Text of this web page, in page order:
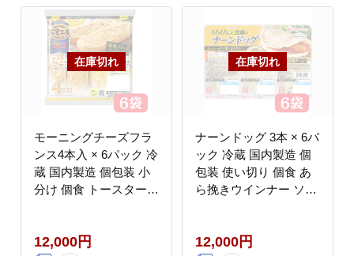
モーニングチーズフラ
ンス4本入 × 6パック 冷
蔵 国内製造 個包装 小
分け 個食 トースター
食 おやつ 濃厚 クリー
12,000円
ナーンドッグ 3本 × 6パ
ック 冷蔵 国内製造 個
包装 使い切り 個食 あ
ら挽きウインナー ソー
肉 レンジ レンチン レ
12,000円